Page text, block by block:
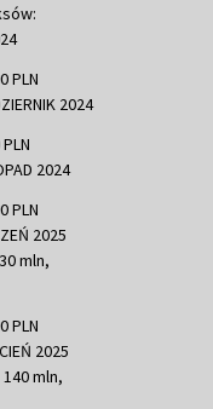
PLN
2024
2024
PLN
2025
mln,
PLN
2025
mln,